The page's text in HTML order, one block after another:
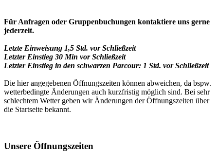
Für Anfragen oder Gruppenbuchungen kontaktiere uns gerne
jederzeit.
Letzte Einweisung 1,5 Std. vor Schließzeit
Letzter Einstieg 30 Min vor Schließzeit
Letzter Einstieg in den schwarzen Parcour: 1 Std. vor Schließzeit
Die hier angegebenen Öffnungszeiten können abweichen, da bspw.
wetterbedingte Änderungen auch kurzfristig möglich sind. Bei sehr
schlechtem Wetter geben wir Änderungen der Öffnungszeiten über
die Startseite bekannt.
Unsere Öffnungszeiten